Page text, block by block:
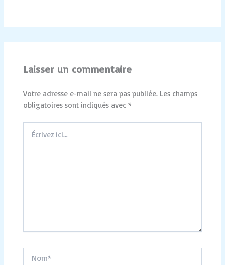
Laisser un commentaire
Votre adresse e-mail ne sera pas publiée. Les champs
obligatoires sont indiqués avec *
ici…